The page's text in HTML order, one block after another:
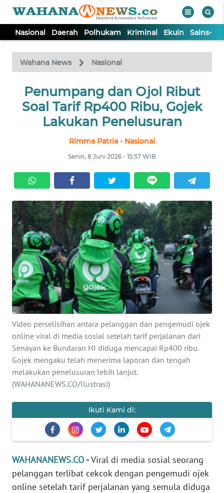
Nasional Daerah Polhukam Kriminal Ekuin Sains-
Wahana News Nasional
Penumpang dan Ojol Ribut
Soal Tarif Rp400 Ribu, Gojek
Lakukan Penelusuran
Rimma Patria - Nasional
Senin, 8 Juni 2026 - 15:57 WIB
Video perselisihan antara pelanggan dan pengemudi ojek
online viral di media sosial setelah tarif perjalanan dari
Senayan ke Bundaran HI diduga mencapai Rp400 ribu.
Gojek mengaku telah menerima laporan dan tengah
melakukan penelusuran lebih lanjut.
(WAHANANEWS.CO/Ilustrasi)
Ikuti Kami di:
WAHANANEWS.CO -Viral di media sosial seorang
pelanggan terlibat cekcok dengan pengemudi ojek
online setelah tarif perjalanan yang semula diduga
TV
Tutup
NASIONAL
KRIMINAL
EKUIN
SAINS-TEKNO
KESEHATAN
INTERNASIONAL
SERBA-SERBI
PENDIDIKAN
OLAHRAGA
EDITORIAL
INDEKS
BERITA